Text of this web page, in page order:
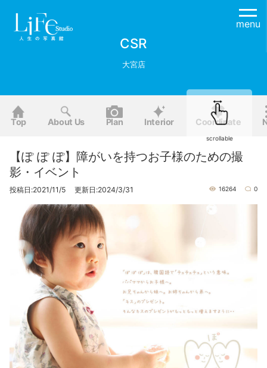
menu
CSR
大宮店
Top About Us Plan Interior Coordinate
【ぽ ぽ ぽ】障がいを持つお子様のための撮
影・イベント
投稿日:2021/11/5 更新日:2024/3/31 16264 0